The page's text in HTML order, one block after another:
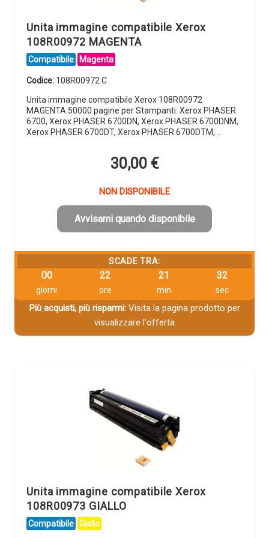
Unita immagine compatibile Xerox
108R00972 MAGENTA
Compatibile Magenta
Codice: 108R00972.C
Unita immagine compatibile Xerox 108R00972
MAGENTA 50000 pagine per Stampanti: Xerox PHASER
6700, Xerox PHASER 6700DN, Xerox PHASER 6700DNM,
Xerox PHASER 6700DT, Xerox PHASER 6700DTM,…
30,00 €
NON DISPONIBILE
Avvisami quando disponibile
SCADE TRA:
00
giorni
22
ore
21
min
31
sec
Più acquisti, più risparmi:Visita la pagina prodotto per
visualizzare l'offerta
Unita immagine compatibile Xerox
108R00973 GIALLO
Compatibile Giallo